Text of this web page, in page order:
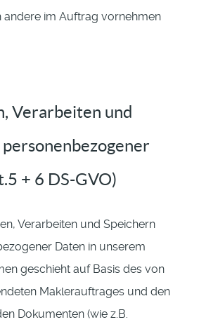
andere im Auftrag vornehmen
Verarbeiten und
+ 6 DS-GVO)
Verarbeiten und Speichern
Daten in unserem
geschieht auf Basis des von
Maklerauftrages und den
Dokumenten (wie z.B.